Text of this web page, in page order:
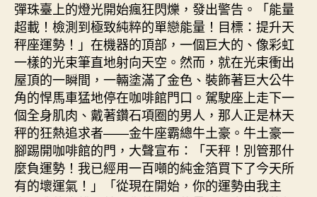
彈珠臺上的燈光開始瘋狂閃爍，發出警告。「能量
超載！檢測到極致純粹的單戀能量！目標：提升天
秤座運勢！」在機器的頂部，一個巨大的、像彩虹
一樣的光束筆直地射向天空。然而，就在光束衝出
屋頂的一瞬間，一輛塗滿了金色、裝飾著巨大公牛
角的悍馬車猛地停在咖啡館門口。駕駛座上走下一
個全身肌肉、戴著鑽石項圈的男人，那人正是林天
秤的狂熱追求者——金牛座霸總牛土豪。牛土豪一
腳踢開咖啡館的門，大聲宣布：「天秤！別管那什
麼負運勢！我已經用一百噸的純金箔買下了今天所
有的壞運氣！」「從現在開始，你的運勢由我主